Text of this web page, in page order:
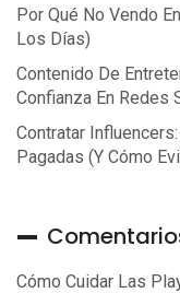
Por Qué No Vendo
Los Días)
Contenido De
Confianza En Redes
Contratar
Pagadas (y Cómo
Cómo Cuidar Las